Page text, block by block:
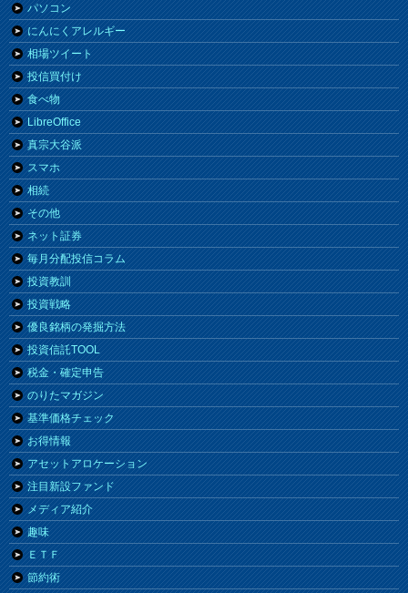
パソコン
にんにくアレルギー
相場ツイート
投信買付け
食べ物
LibreOffice
真宗大谷派
スマホ
相続
その他
ネット証券
毎月分配投信コラム
投資教訓
投資戦略
優良銘柄の発掘方法
投資信託TOOL
税金・確定申告
のりたマガジン
基準価格チェック
お得情報
アセットアロケーション
注目新設ファンド
メディア紹介
趣味
ＥＴＦ
節約術